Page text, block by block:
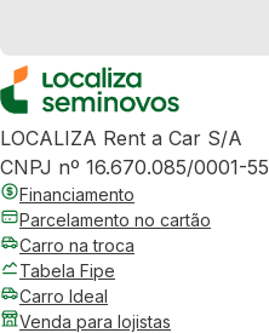
LOCALIZA Rent a Car S/A
CNPJ nº 16.670.085/0001-55
Financiamento
Parcelamento no cartão
Carro na troca
Tabela Fipe
Carro Ideal
Venda para lojistas